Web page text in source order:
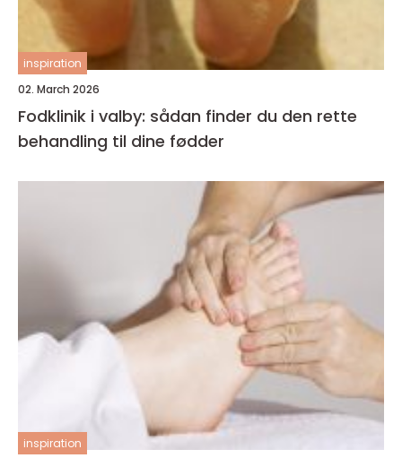
inspiration
02. March 2026
Fodklinik i valby: sådan finder du den rette
behandling til dine fødder
inspiration